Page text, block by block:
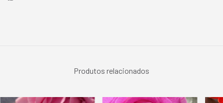
Produtos relacionados